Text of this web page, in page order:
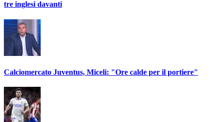
tre inglesi davanti
Calciomercato Juventus, Miceli: "Ore calde per il portiere"